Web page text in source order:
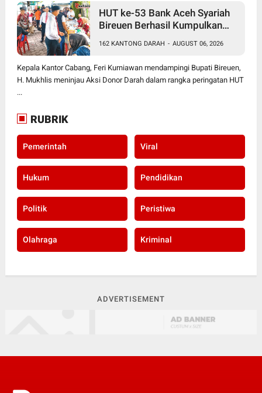
HUT ke-53 Bank Aceh Syariah
Bireuen Berhasil Kumpulkan
162 KANTONG DARAH - AUGUST 06, 2026
Kepala Kantor Cabang, Feri Kurniawan mendampingi Bupati Bireuen,
H. Mukhlis meninjau Aksi Donor Darah dalam rangka peringatan HUT
...
RUBRIK
Pemerintah Viral
Hukum Pendidikan
Politik Peristiwa
Olahraga Kriminal
ADVERTISEMENT